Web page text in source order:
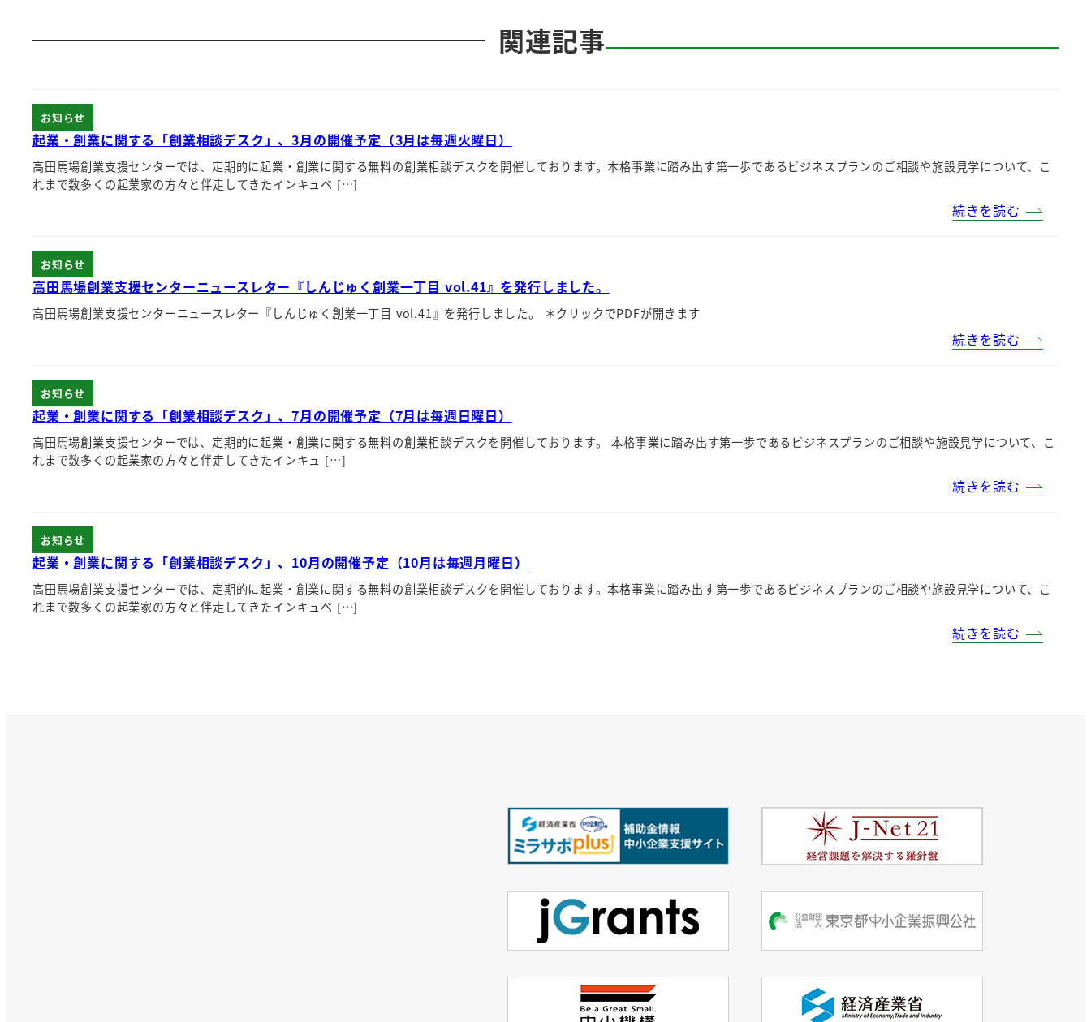
関連記事
お知らせ
起業・創業に関する「創業相談デスク」、3月の開催予定（3月は毎週火曜日）
高田馬場創業支援センターでは、定期的に起業・創業に関する無料の創業相談デスクを開催しております。本格事業に踏み出す第一歩であるビジネスプランのご相談や施設見学について、こ
れまで数多くの起業家の方々と伴走してきたインキュベ […]
続きを読む
お知らせ
高田馬場創業支援センターニュースレター『しんじゅく創業一丁目 vol.41』を発行しました。
高田馬場創業支援センターニュースレター『しんじゅく創業一丁目 vol.41』を発行しました。 ＊クリックでPDFが開きます
続きを読む
お知らせ
起業・創業に関する「創業相談デスク」、7月の開催予定（7月は毎週日曜日）
高田馬場創業支援センターでは、定期的に起業・創業に関する無料の創業相談デスクを開催しております。 本格事業に踏み出す第一歩であるビジネスプランのご相談や施設見学について、こ
れまで数多くの起業家の方々と伴走してきたインキュ […]
続きを読む
お知らせ
起業・創業に関する「創業相談デスク」、10月の開催予定（10月は毎週月曜日）
高田馬場創業支援センターでは、定期的に起業・創業に関する無料の創業相談デスクを開催しております。本格事業に踏み出す第一歩であるビジネスプランのご相談や施設見学について、こ
れまで数多くの起業家の方々と伴走してきたインキュベ […]
続きを読む